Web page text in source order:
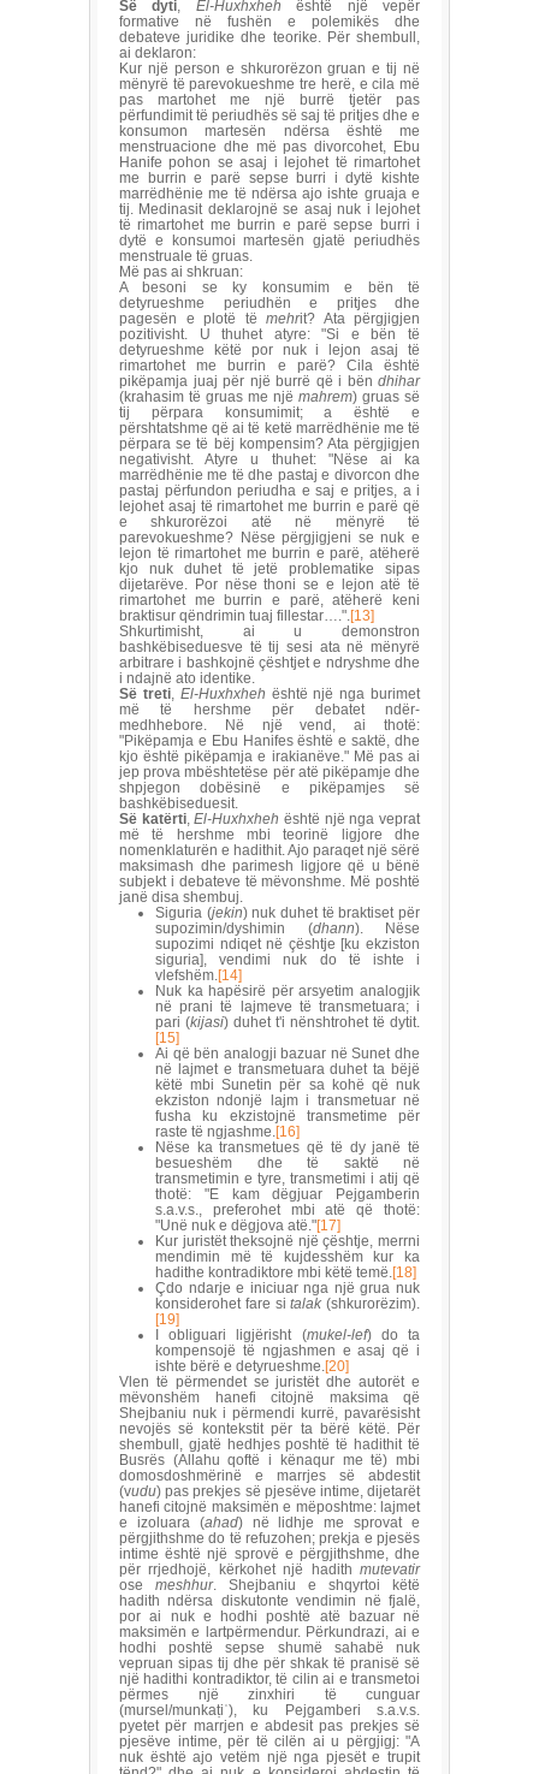
Së dyti, El-Huxhxheh është një vepër
formative në fushën e polemikës dhe
debateve juridike dhe teorike. Për shembull,
ai deklaron:
Kur një person e shkurorëzon gruan e tij në
mënyrë të parevokueshme tre herë, e cila më
pas martohet me një burrë tjetër pas
përfundimit të periudhës së saj të pritjes dhe e
konsumon martesën ndërsa është me
menstruacione dhe më pas divorcohet, Ebu
Hanife pohon se asaj i lejohet të rimartohet
me burrin e parë sepse burri i dytë kishte
marrëdhënie me të ndërsa ajo ishte gruaja e
tij. Medinasit deklarojnë se asaj nuk i lejohet
të rimartohet me burrin e parë sepse burri i
dytë e konsumoi martesën gjatë periudhës
menstruale të gruas.
Më pas ai shkruan:
A besoni se ky konsumim e bën të
detyrueshme periudhën e pritjes dhe
pagesën e plotë të mehrit? Ata përgjigjen
pozitivisht. U thuhet atyre: "Si e bën të
detyrueshme këtë por nuk i lejon asaj të
rimartohet me burrin e parë? Cila është
pikëpamja juaj për një burrë që i bën dhihar
(krahasim të gruas me një mahrem) gruas së
tij përpara konsumimit; a është e
përshtatshme që ai të ketë marrëdhënie me të
përpara se të bëj kompensim? Ata përgjigjen
negativisht. Atyre u thuhet: "Nëse ai ka
marrëdhënie me të dhe pastaj e divorcon dhe
pastaj përfundon periudha e saj e pritjes, a i
lejohet asaj të rimartohet me burrin e parë që
e shkurorëzoi atë në mënyrë të
parevokueshme? Nëse përgjigjeni se nuk e
lejon të rimartohet me burrin e parë, atëherë
kjo nuk duhet të jetë problematike sipas
dijetarëve. Por nëse thoni se e lejon atë të
rimartohet me burrin e parë, atëherë keni
braktisur qëndrimin tuaj fillestar….".[13]
Shkurtimisht, ai u demonstron
bashkëbiseduesve të tij sesi ata në mënyrë
arbitrare i bashkojnë çështjet e ndryshme dhe
i ndajnë ato identike.
Së treti, El-Huxhxheh është një nga burimet
më të hershme për debatet ndër-
medhhebore. Në një vend, ai thotë:
"Pikëpamja e Ebu Hanifes është e saktë, dhe
kjo është pikëpamja e irakianëve." Më pas ai
jep prova mbështetëse për atë pikëpamje dhe
shpjegon dobësinë e pikëpamjes së
bashkëbiseduesit.
Së katërti,El-Huxhxheh është një nga veprat
më të hershme mbi teorinë ligjore dhe
nomenklaturën e hadithit. Ajo paraqet një sërë
maksimash dhe parimesh ligjore që u bënë
subjekt i debateve të mëvonshme. Më poshtë
janë disa shembuj.
Siguria (jekin) nuk duhet të braktiset për
supozimin/dyshimin (dhann). Nëse
supozimi ndiqet në çështje [ku ekziston
siguria], vendimi nuk do të ishte i
vlefshëm.[14]
Nuk ka hapësirë për arsyetim analogjik
në prani të lajmeve të transmetuara; i
pari (kijasi) duhet t'i nënshtrohet të dytit.
[15]
Ai që bën analogji bazuar në Sunet dhe
në lajmet e transmetuara duhet ta bëjë
këtë mbi Sunetin për sa kohë që nuk
ekziston ndonjë lajm i transmetuar në
fusha ku ekzistojnë transmetime për
raste të ngjashme.[16]
Nëse ka transmetues që të dy janë të
besueshëm dhe të saktë në
transmetimin e tyre, transmetimi i atij që
thotë: "E kam dëgjuar Pejgamberin
s.a.v.s., preferohet mbi atë që thotë:
"Unë nuk e dëgjova atë."[17]
Kur juristët theksojnë një çështje, merrni
mendimin më të kujdesshëm kur ka
hadithe kontradiktore mbi këtë temë.[18]
Çdo ndarje e iniciuar nga një grua nuk
konsiderohet fare sitalak (shkurorëzim).
[19]
I obliguari ligjërisht (mukel-lef) do ta
kompensojë të ngjashmen e asaj që i
ishte bërë e detyrueshme.[20]
Vlen të përmendet se juristët dhe autorët e
mëvonshëm hanefi citojnë maksima që
Shejbaniu nuk i përmendi kurrë, pavarësisht
nevojës së kontekstit për ta bërë këtë. Për
shembull, gjatë hedhjes poshtë të hadithit të
Busrës (Allahu qoftë i kënaqur me të) mbi
domosdoshmërinë e marrjes së abdestit
(vudu) pas prekjes së pjesëve intime, dijetarët
hanefi citojnë maksimën e mëposhtme: lajmet
e izoluara (ahad) në lidhje me sprovat e
përgjithshme do të refuzohen; prekja e pjesës
intime është një sprovë e përgjithshme, dhe
për rrjedhojë, kërkohet një hadith mutevatir
ose meshhur. Shejbaniu e shqyrtoi këtë
hadith ndërsa diskutonte vendimin në fjalë,
por ai nuk e hodhi poshtë atë bazuar në
maksimën e lartpërmendur. Përkundrazi, ai e
hodhi poshtë sepse shumë sahabë nuk
vepruan sipas tij dhe për shkak të pranisë së
një hadithi kontradiktor, të cilin ai e transmetoi
përmes një zinxhiri të cunguar
(mursel/munkaṭiʿ), ku Pejgamberi s.a.v.s.
pyetet për marrjen e abdesit pas prekjes së
pjesëve intime, për të cilën ai u përgjigj: "A
nuk është ajo vetëm një nga pjesët e trupit